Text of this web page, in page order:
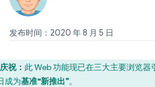
发布时间：2020 年 8 月 5 日
庆祝： 此 Web 功能现已在三大主要浏览
成为基准“新推出”。